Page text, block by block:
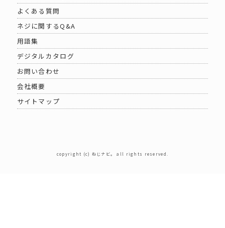
よくある質問
ネジに関するQ&A
用語集
デジタルカタログ
お問い合わせ
会社概要
サイトマップ
copyright (c) ねじナビ。 all rights reserved.